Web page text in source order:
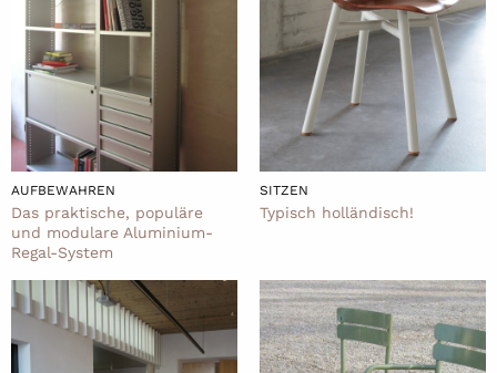
AUFBEWAHREN
Das praktische, populäre
und modulare Aluminium-
Regal-System
SITZEN
Typisch holländisch!